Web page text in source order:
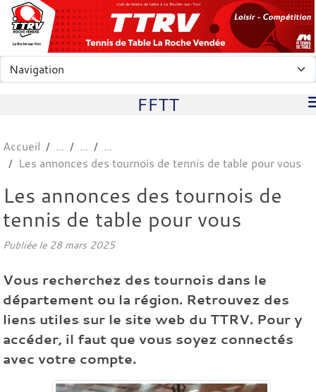
club de tennis de table à La Roche-sur-Yon
FFTT
Accueil
Les annonces des tournois de tennis de table pour vous
Les annonces des tournois de
tennis de table pour vous
Publiée le 28 mars 2025
Vous recherchez des tournois dans le
département ou la région. Retrouvez des
liens utiles sur le site web du TTRV. Pour y
accéder, il faut que vous soyez connectés
avec votre compte.
Panneau de gestion des cookies